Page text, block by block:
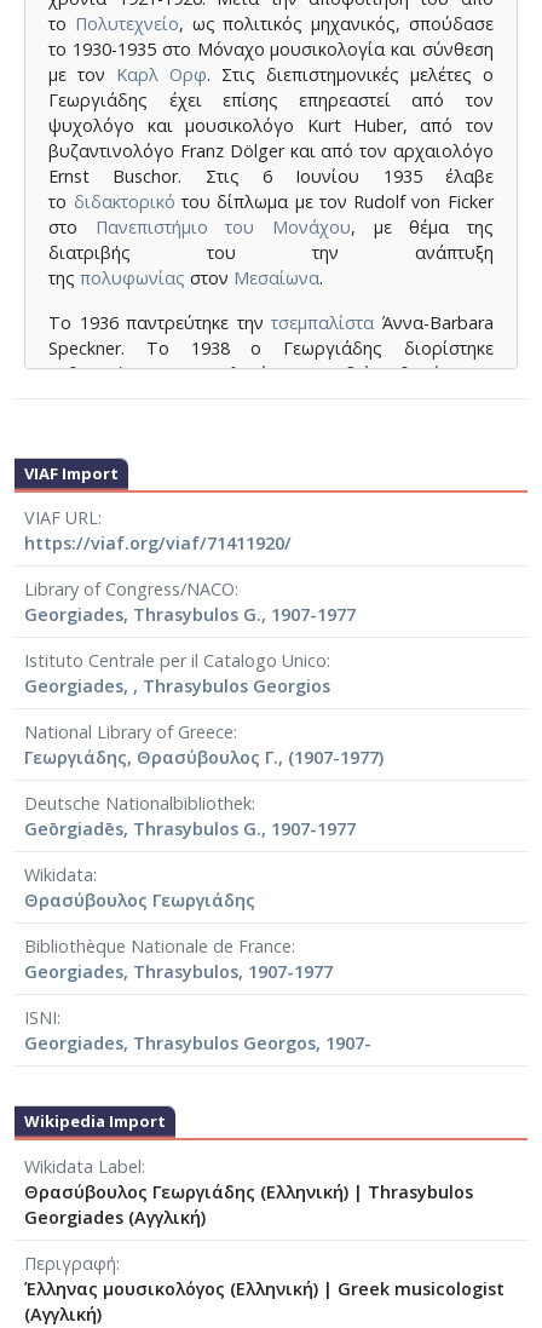
το Πολυτεχνείο, ως πολιτικός μηχανικός, σπούδασε
το 1930-1935 στο Μόναχο μουσικολογία και σύνθεση
με τον Καρλ Ορφ. Στις διεπιστημονικές μελέτες ο
Γεωργιάδης έχει επίσης επηρεαστεί από τον
ψυχολόγο και μουσικολόγο Kurt Huber, από τον
βυζαντινολόγο Franz Dölger και από τον αρχαιολόγο
Ernst Buschor. Στις 6 Ιουνίου 1935 έλαβε
το διδακτορικό του δίπλωμα με τον Rudolf von Ficker
στο Πανεπιστήμιο του Μονάχου, με θέμα της
διατριβής του την ανάπτυξη
τηςπολυφωνίας στον Μεσαίωνα.
Το 1936 παντρεύτηκε τηντσεμπαλίστα Άννα-Barbara
Speckner. Το 1938 ο Γεωργιάδης διορίστηκε
καθηγητής της μορφολογίας στο Ωδείο Αθηνών, στο
προβλήματα εξαιτίας και της γερμανικής καταγωγής
της συζύγου του.
Το 1947 με τις εργασίες πάνω στην αρχαία μετρική
αργότερα, αναδείχθηκε σε καθηγητή
στοΠανεπιστήμιο της Χαϊδελβέργης
Μονάχου, ενώ ένα χρόνο αργότερα αναγορεύτηκε
μέλος τηςΒαυαρικής Ακαδημίας Επιστημών
1972 συνταξιοδοτήθηκε, ενώ το 1974 τιμήθηκε από το
Τάγμα Pour le Mérite.
VIAF Import
VIAF URL
https://viaf.org/viaf/71411920/
Library of Congress/NACO
Georgiades, Thrasybulos G., 1907-1977
Istituto Centrale per il Catalogo Unico
Georgiades, , Thrasybulos Georgios
National Library of Greece
Γεωργιάδης, Θρασύβουλος Γ., (1907-1977)
Deutsche Nationalbibliothek
Geōrgiadēs, Thrasybulos G., 1907-1977
Wikidata
Θρασύβουλος Γεωργιάδης
Bibliothèque Nationale de France
Georgiades, Thrasybulos, 1907-1977
ISNI
Georgiades, Thrasybulos Georgos, 1907-
Wikipedia Import
Wikidata Label
Θρασύβουλος Γεωργιάδης (Ελληνική) | Thrasybulos
Georgiades (Αγγλική)
Περιγραφή
Έλληνας μουσικολόγος (Ελληνική) | Greek musicologist
(Αγγλική)